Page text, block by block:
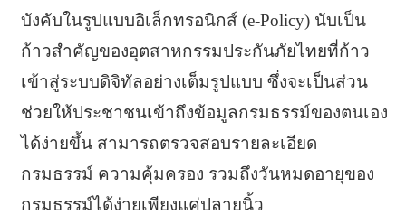
บังคับในรูปแบบอิเล็กทรอนิกส์ (e-Policy) นับเป็น
ก้าวสำคัญของอุตสาหกรรมประกันภัยไทยที่ก้าว
เข้าสู่ระบบดิจิทัลอย่างเต็มรูปแบบ ซึ่งจะเป็นส่วน
ช่วยให้ประชาชนเข้าถึงข้อมูลกรมธรรม์ของตนเอง
ได้ง่ายขึ้น สามารถตรวจสอบรายละเอียด
กรมธรรม์ ความคุ้มครอง รวมถึงวันหมดอายุของ
กรมธรรม์ได้ง่ายเพียงแค่ปลายนิ้ว